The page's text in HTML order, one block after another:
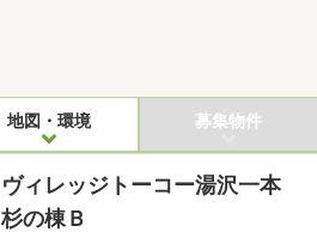
地図・環境 募集物件
ヴィレッジトーコー湯沢一本
杉の棟Ｂ